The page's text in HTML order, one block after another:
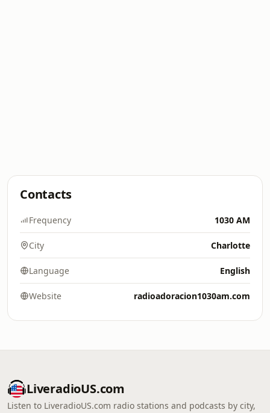
Contacts
Frequency 1030 AM
City Charlotte
Language English
Website radioadoracion1030am.com
LiveradioUS.com
Listen to LiveradioUS.com radio stations and podcasts by city,